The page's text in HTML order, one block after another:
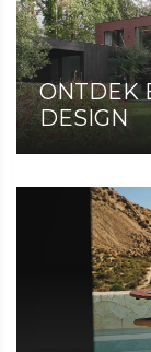
ONTDEK
DESIGN